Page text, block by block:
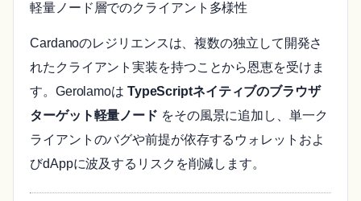
軽量ノード層でのクライアント多様性
Cardanoのレジリエンスは、複数の独立して開発さ
れたクライアント実装を持つことから恩恵を受けま
す。Gerolamoは TypeScriptネイティブのブラウザ
ターゲット軽量ノード をその風景に追加し、単一ク
ライアントのバグや前提が依存するウォレットおよ
びdAppに波及するリスクを削減します。